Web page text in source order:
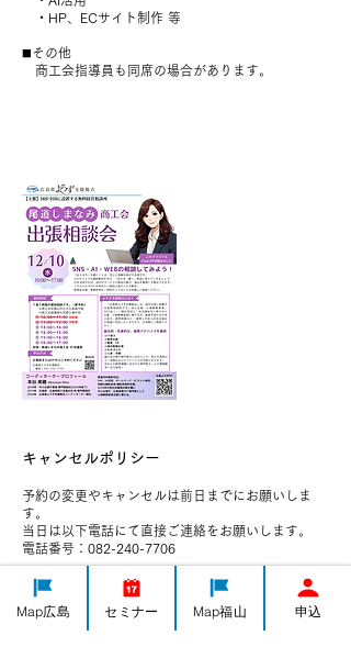
・HP、ECサイト制作 等
◼️その他
商工会指導員も同席の場合があります。
キャンセルポリシー
予約の変更やキャンセルは前日までにお願いしま
す。
当日は以下電話にて直接ご連絡をお願いします。
電話番号：082-240-7706
Map広島 セミナー Map福山 申込